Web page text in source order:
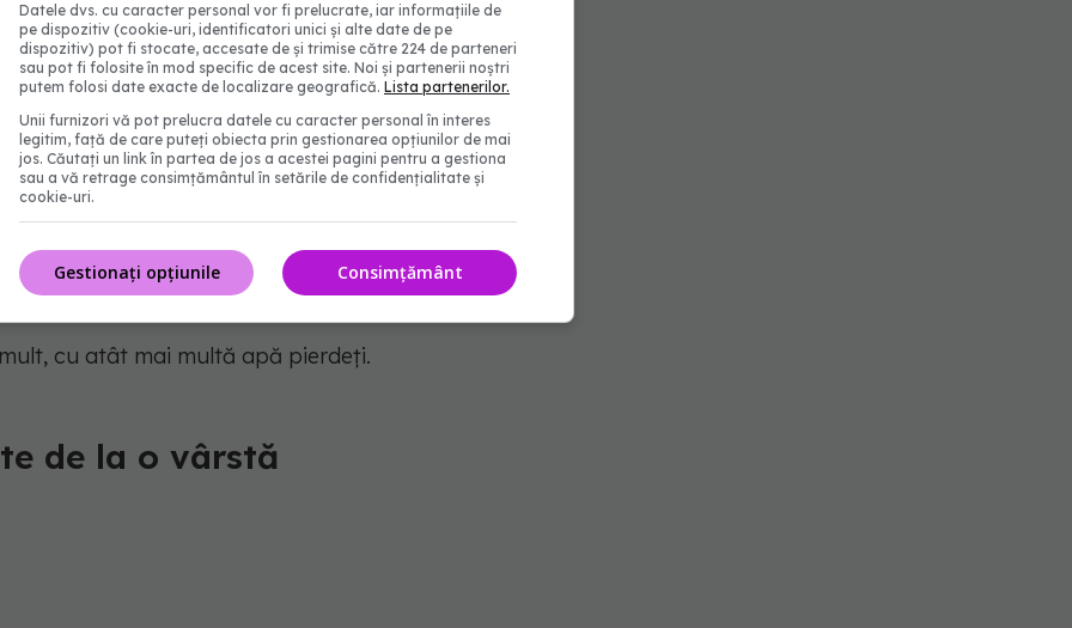
hidratat / hidratată ești.
să fiți bine hidratat / hidratată.
de hidratare care includ:
greutatea pe măsură ce pierdeți apă
cu atât mai multă apă pierdeți.
de la o vârstă
Datele dvs. cu caracter personal vor fi prelucrate, iar informațiile de
pe dispozitiv (cookie-uri, identificatori unici și alte date de pe
dispozitiv) pot fi stocate, accesate de și trimise către 224 de parteneri
sau pot fi folosite în mod specific de acest site. Noi și partenerii noștri
putem folosi date exacte de localizare geografică. Lista partenerilor.
Unii furnizori vă pot prelucra datele cu caracter personal în interes
legitim, față de care puteți obiecta prin gestionarea opțiunilor de mai
jos. Căutați un link în partea de jos a acestei pagini pentru a gestiona
sau a vă retrage consimțământul în setările de confidențialitate și
cookie-uri.
Consimțământ
Gestionați opțiunile